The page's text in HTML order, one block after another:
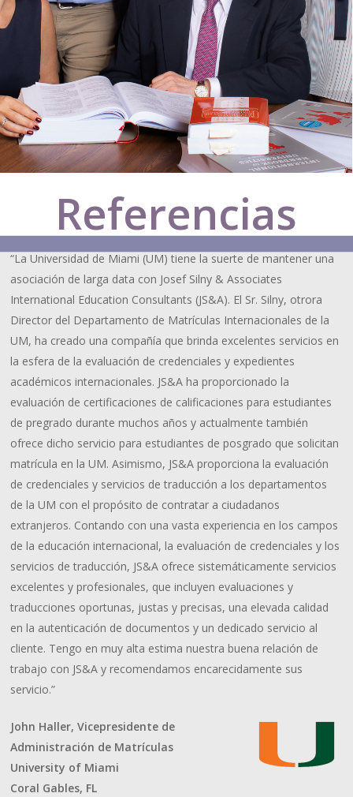
Referencias
“La Universidad de Miami (UM) tiene la suerte de mantener una
asociación de larga data con Josef Silny & Associates
International Education Consultants (JS&A). El Sr. Silny, otrora
Director del Departamento de Matrículas Internacionales de la
UM, ha creado una compañía que brinda excelentes servicios en
la esfera de la evaluación de credenciales y expedientes
académicos internacionales. JS&A ha proporcionado la
evaluación de certificaciones de calificaciones para estudiantes
de pregrado durante muchos años y actualmente también
ofrece dicho servicio para estudiantes de posgrado que solicitan
matrícula en la UM. Asimismo, JS&A proporciona la evaluación
de credenciales y servicios de traducción a los departamentos
de la UM con el propósito de contratar a ciudadanos
extranjeros. Contando con una vasta experiencia en los campos
de la educación internacional, la evaluación de credenciales y los
servicios de traducción, JS&A ofrece sistemáticamente servicios
excelentes y profesionales, que incluyen evaluaciones y
traducciones oportunas, justas y precisas, una elevada calidad
en la autenticación de documentos y un dedicado servicio al
cliente. Tengo en muy alta estima nuestra buena relación de
trabajo con JS&A y recomendamos encarecidamente sus
servicio.”
John Haller, Vicepresidente de
Administración de Matrículas
University of Miami
Coral Gables, FL